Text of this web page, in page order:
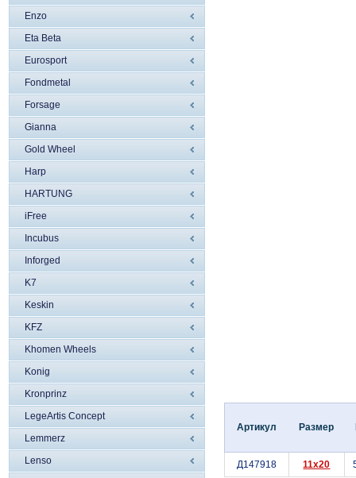
Enzo
Eta Beta
Eurosport
Fondmetal
Forsage
Gianna
Gold Wheel
Harp
HARTUNG
iFree
Incubus
Inforged
K7
Keskin
KFZ
Khomen Wheels
Konig
Kronprinz
LegeArtis Concept
Lemmerz
Lenso
Артикул Размер
Д147918 11x20